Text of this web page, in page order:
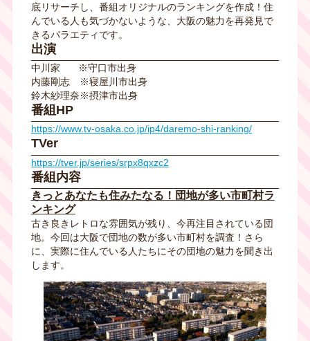
底リサーチし、番組オリジナルのランキングを作成！住
んでいる人も気づかないような、大阪の魅力を再発見で
きるバラエティです。
出演
中川家 ※守口市出身
内藤剛志 ※寝屋川市出身
鈴木紗理奈※摂津市出身
番組HP
https://www.tv-osaka.co.jp/ip4/daremo-shi-ranking/
TVer
https://tver.jp/series/srpx8qxzc2
番組内容
きっとあなたも住みたなる！団地が多い市町村ラ
ンキング
古き良きレトロな雰囲気が残り、今再注目されている団
地。今回は大阪で団地の数が多い市町村を調査！さら
に、実際に住んでいる人たちにその団地の魅力を聞き出
します。